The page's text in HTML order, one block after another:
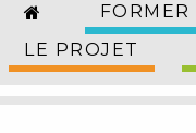
FORMER
LE PROJET